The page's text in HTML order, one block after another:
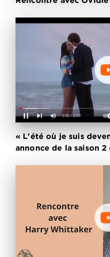
« L'été où je suis
annonce de la saison